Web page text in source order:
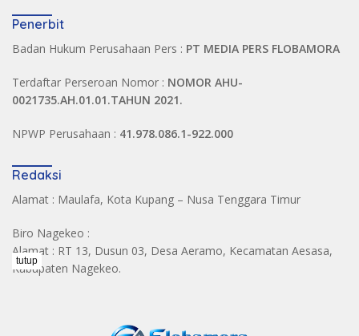
Penerbit
Badan Hukum Perusahaan Pers : PT MEDIA PERS FLOBAMORA
Terdaftar Perseroan Nomor : NOMOR AHU-
0021735.AH.01.01.TAHUN 2021.
NPWP Perusahaan : 41.978.086.1-922.000
Redaksi
Alamat : Maulafa, Kota Kupang – Nusa Tenggara Timur
Biro Nagekeo :
Alamat : RT 13, Dusun 03, Desa Aeramo, Kecamatan Aesasa,
Kabupaten Nagekeo.
tutup